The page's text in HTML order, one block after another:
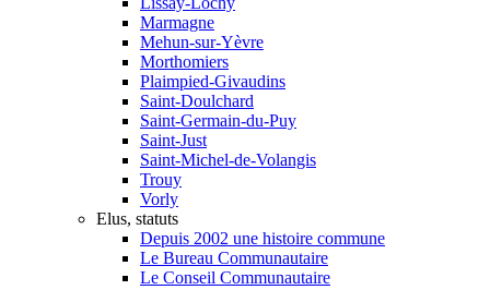
Marmagne
Mehun-sur-Yèvre
Morthomiers
Plaimpied-Givaudins
Saint-Doulchard
Saint-Germain-du-Puy
Saint-Just
Saint-Michel-de-Volangis
Trouy
Vorly
Elus, statuts
Depuis 2002 une histoire commune
Le Bureau Communautaire
Le Conseil Communautaire